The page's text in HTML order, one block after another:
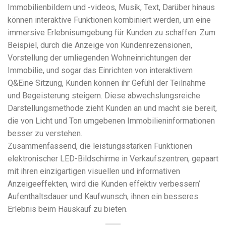
Immobilienbildern und -videos, Musik, Text, Darüber hinaus
können interaktive Funktionen kombiniert werden, um eine
immersive Erlebnisumgebung für Kunden zu schaffen. Zum
Beispiel, durch die Anzeige von Kundenrezensionen,
Vorstellung der umliegenden Wohneinrichtungen der
Immobilie, und sogar das Einrichten von interaktivem
Q&Eine Sitzung, Kunden können ihr Gefühl der Teilnahme
und Begeisterung steigern. Diese abwechslungsreiche
Darstellungsmethode zieht Kunden an und macht sie bereit,
die von Licht und Ton umgebenen Immobilieninformationen
besser zu verstehen.
Zusammenfassend, die leistungsstarken Funktionen
elektronischer LED-Bildschirme in Verkaufszentren, gepaart
mit ihren einzigartigen visuellen und informativen
Anzeigeeffekten, wird die Kunden effektiv verbessern’
Aufenthaltsdauer und Kaufwunsch, ihnen ein besseres
Erlebnis beim Hauskauf zu bieten.